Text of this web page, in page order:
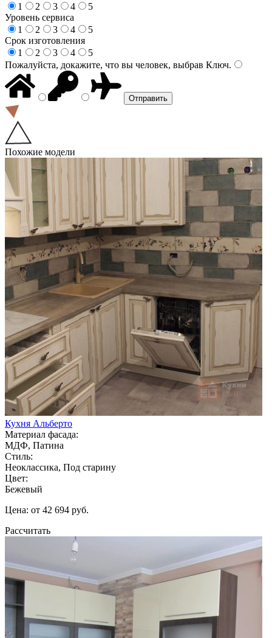
1
2 3 4
5
Уровень сервиса
1
2 3 4
5
Срок изготовления
1
2 3 4
5
Пожалуйста, докажите, что вы человек, выбрав Ключ.
Похожие модели
Кухня Альберто
Материал фасада:
МДФ, Патина
Стиль:
Неоклассика, Под старину
Цвет:
Бежевый
Цена: от 42 694 руб.
Рассчитать